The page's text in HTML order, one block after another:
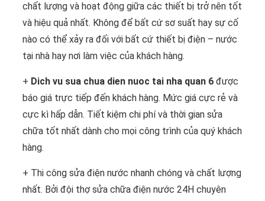
chất lượng và hoạt động giữa các thiết bị trở nên tốt
và hiệu quả nhất. Không để bất cứ sơ suất hay sự cố
nào có thể xảy ra đối với bất cứ thiết bị điện – nước
tại nhà hay nơi làm việc của khách hàng.
+ Dich vu sua chua dien nuoc tai nha quan 6 được
báo giá trực tiếp đến khách hàng. Mức giá cực rẻ và
cực kì hấp dẫn. Tiết kiệm chi phí và thời gian sửa
chữa tốt nhất dành cho mọi công trình của quý khách
hàng.
+ Thi công sửa điện nước nhanh chóng và chất lượng
nhất. Bởi đội thợ sửa chữa điện nước 24H chuyên